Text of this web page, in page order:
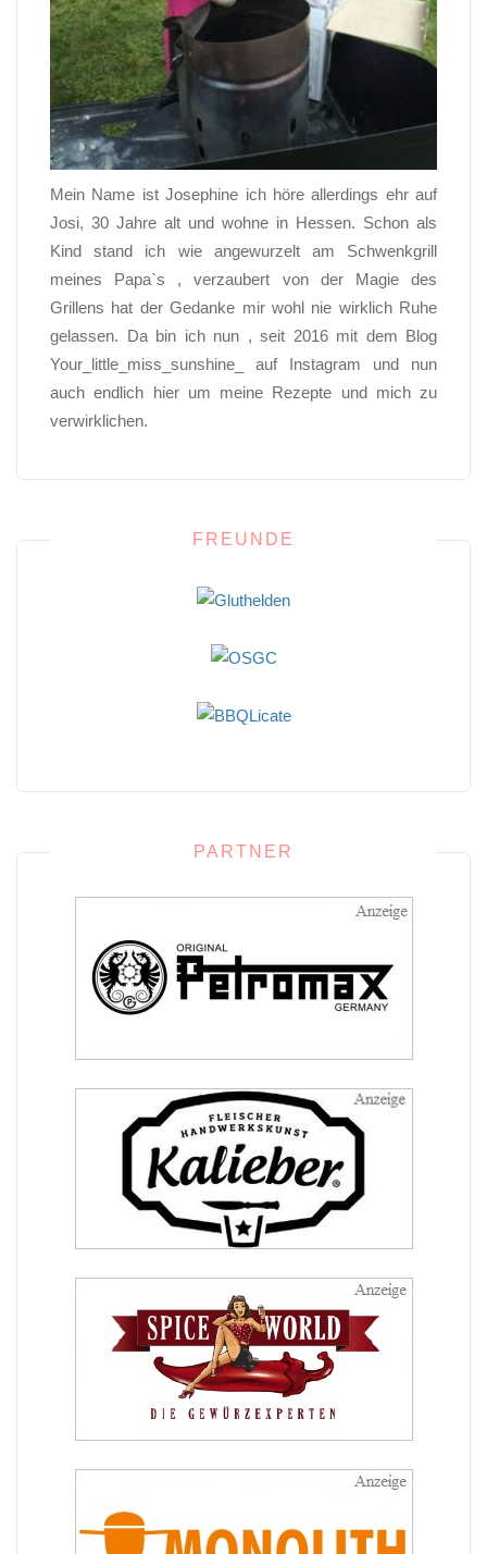
Mein Name ist Josephine ich höre allerdings ehr auf
Josi, 30 Jahre alt und wohne in Hessen. Schon als
Kind stand ich wie angewurzelt am Schwenkgrill
meines Papa`s , verzaubert von der Magie des
Grillens hat der Gedanke mir wohl nie wirklich Ruhe
gelassen. Da bin ich nun , seit 2016 mit dem Blog
Your_little_miss_sunshine_ auf Instagram und nun
auch endlich hier um meine Rezepte und mich zu
verwirklichen.
FREUNDE
PARTNER